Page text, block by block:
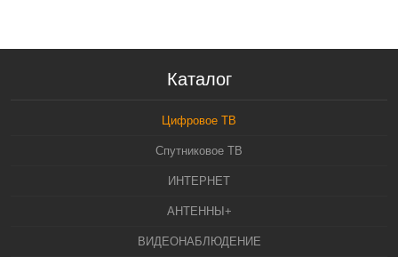
Каталог
Цифровое ТВ
Спутниковое ТВ
ИНТЕРНЕТ
АНТЕННЫ+
ВИДЕОНАБЛЮДЕНИЕ